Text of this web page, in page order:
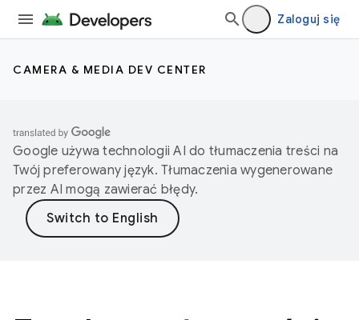
Zaloguj się
CAMERA & MEDIA DEV CENTER
Google używa technologii AI do tłumaczenia treści na
Twój preferowany język. Tłumaczenia wygenerowane
przez AI mogą zawierać błędy.